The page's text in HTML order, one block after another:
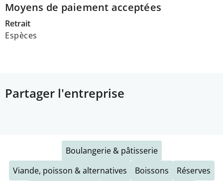
Moyens de paiement acceptées
Retrait
Espèces
Partager l'entreprise
Boulangerie & pâtisserie
Viande, poisson & alternatives
Boissons
Réserves